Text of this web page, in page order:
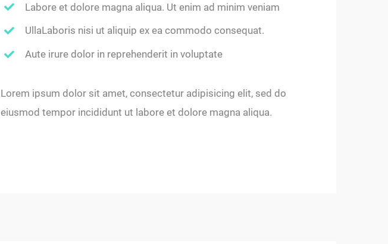
Labore et dolore magna aliqua. Ut enim ad minim veniam
UllaLaboris nisi ut aliquip ex ea commodo consequat.
Aute irure dolor in reprehenderit in voluptate
Lorem ipsum dolor sit amet, consectetur adipisicing elit, sed do
eiusmod tempor incididunt ut labore et dolore magna aliqua.